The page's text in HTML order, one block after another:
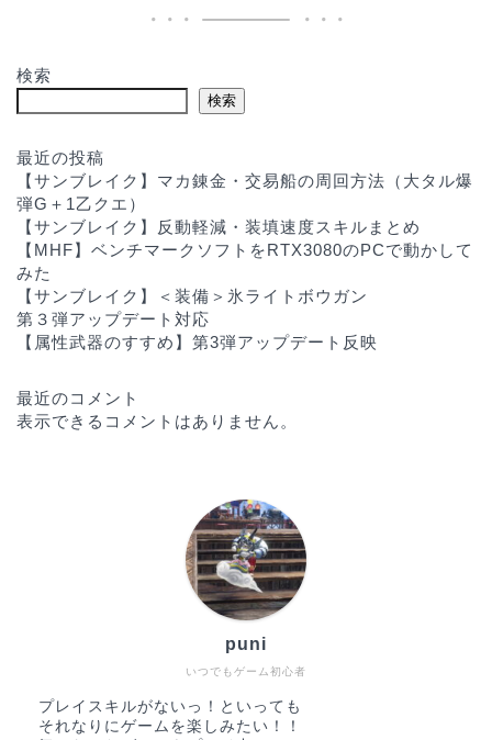
検索
検索
最近の投稿
【サンブレイク】マカ錬金・交易船の周回方法（大タル爆
弾G＋1乙クエ）
【サンブレイク】反動軽減・装填速度スキルまとめ
【MHF】ベンチマークソフトをRTX3080のPCで動かして
みた
【サンブレイク】＜装備＞氷ライトボウガン
第３弾アップデート対応
【属性武器のすすめ】第3弾アップデート反映
最近のコメント
表示できるコメントはありません。
いつでもゲーム初心者
puni
プレイスキルがないっ！といっても
それなりにゲームを楽しみたい！！